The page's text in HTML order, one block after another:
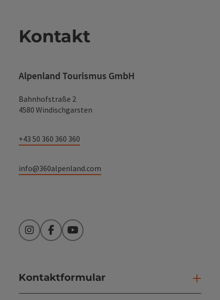
Kontakt
Alpenland Tourismus GmbH
Bahnhofstraße 2
4580 Windischgarsten
+43 50 360 360 360
info@360alpenland.com
InstagramFacebookYouTube
Kontaktformular